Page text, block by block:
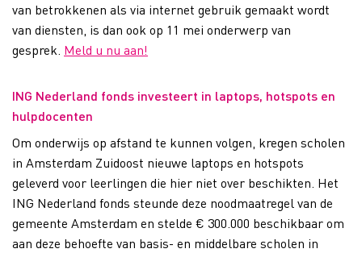
van betrokkenen als via internet gebruik gemaakt wordt
van diensten, is dan ook op 11 mei onderwerp van
gesprek. Meld u nu aan!
ING Nederland fonds investeert in laptops, hotspots en
hulpdocenten
Om onderwijs op afstand te kunnen volgen, kregen scholen
in Amsterdam Zuidoost nieuwe laptops en hotspots
geleverd voor leerlingen die hier niet over beschikten. Het
ING Nederland fonds steunde deze noodmaatregel van de
gemeente Amsterdam en stelde € 300.000 beschikbaar om
aan deze behoefte van basis- en middelbare scholen in